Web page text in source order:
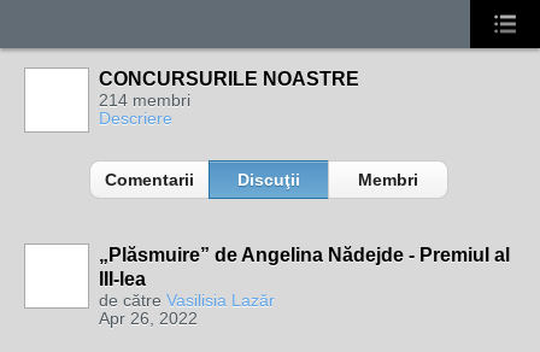
CONCURSURILE NOASTRE
214 membri
Descriere
Comentarii Discuţii Membri
„Plăsmuire” de Angelina Nădejde - Premiul al
III-lea
de către Vasilisia Lazăr
Apr 26, 2022